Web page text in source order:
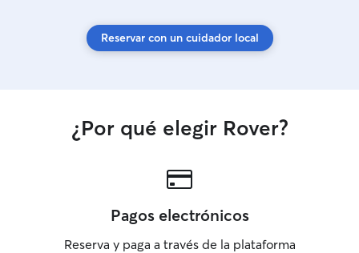
Reservar con un cuidador local
¿Por qué elegir Rover?
Pagos electrónicos
Reserva y paga a través de la plataforma